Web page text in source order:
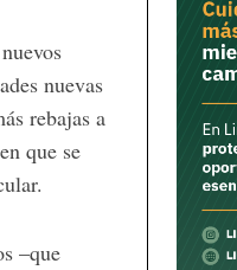
nuevas
rebajas a
que se
–que